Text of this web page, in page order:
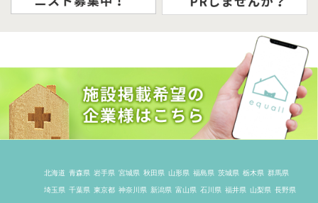
北海道 青森県 岩手県 宮城県 秋田県 山形県 福島県 茨城県 栃木県 群馬県
埼玉県 千葉県 東京都 神奈川県 新潟県 富山県 石川県 福井県 山梨県 長野県